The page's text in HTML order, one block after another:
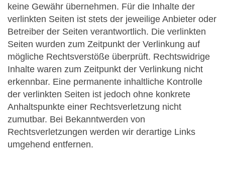
keine Gewähr übernehmen. Für die Inhalte der
verlinkten Seiten ist stets der jeweilige Anbieter oder
Betreiber der Seiten verantwortlich. Die verlinkten
Seiten wurden zum Zeitpunkt der Verlinkung auf
mögliche Rechtsverstöße überprüft. Rechtswidrige
Inhalte waren zum Zeitpunkt der Verlinkung nicht
erkennbar. Eine permanente inhaltliche Kontrolle
der verlinkten Seiten ist jedoch ohne konkrete
Anhaltspunkte einer Rechtsverletzung nicht
zumutbar. Bei Bekanntwerden von
Rechtsverletzungen werden wir derartige Links
umgehend entfernen.